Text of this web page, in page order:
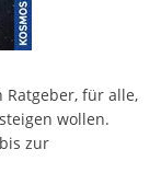
Ratgeber, für alle,
wollen.
zur